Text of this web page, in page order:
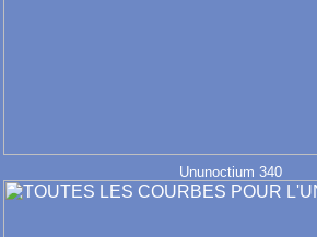
Ununoctium 340